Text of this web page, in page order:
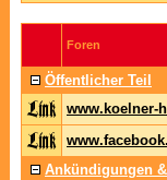
Foren
Öffentlicher Teil
www.koelner-
Ankündigungen